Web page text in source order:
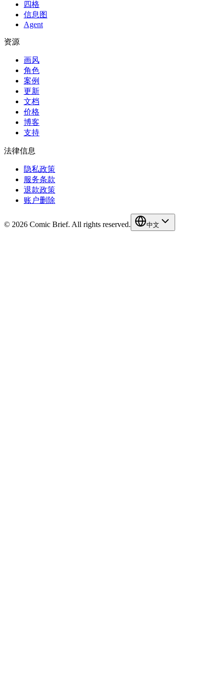
四格
信息图
Agent
资源
画风
角色
案例
更新
文档
价格
博客
支持
法律信息
隐私政策
服务条款
退款政策
账户删除
© 2026 Comic Brief. All rights reserved. 中文